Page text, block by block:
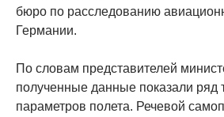
бюро по расследованию
Германии.
По словам представителей
полученные данные показали ряд
параметров полета. Речевой